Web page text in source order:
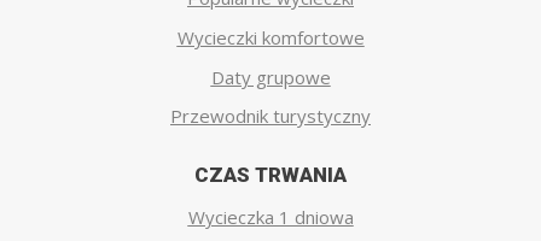
Wycieczki komfortowe
Daty grupowe
Przewodnik turystyczny
CZAS TRWANIA
Wycieczka 1 dniowa